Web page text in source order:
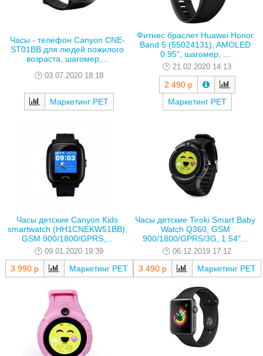
Часы - телефон Canyon CNE-
ST01BB для людей пожилого
возраста, шагомер,...
03.07.2020 18:18
Маркетинг РЕТ
Фитнес браслет Huawei Honor
Band 5 (55024131), AMOLED
0.95", шагомер, ...
21.02.2020 14:13
2 490 р
Маркетинг РЕТ
Часы детские Canyon Kids
smartwatch (HH1CNEKW51BB),
GSM 900/1800/GPRS,...
09.01.2020 19:39
3 990 р Маркетинг РЕТ
Часы детские Tiroki Smart Baby
Watch Q360, GSM
900/1800/GPRS/3G, 1.54"...
06.12.2019 17:12
3 490 р Маркетинг РЕТ